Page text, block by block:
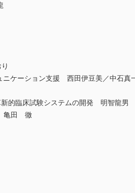
ケーション支援 西田伊豆美／中石真
的臨床試験システムの開発 明智龍男
亀田 徹